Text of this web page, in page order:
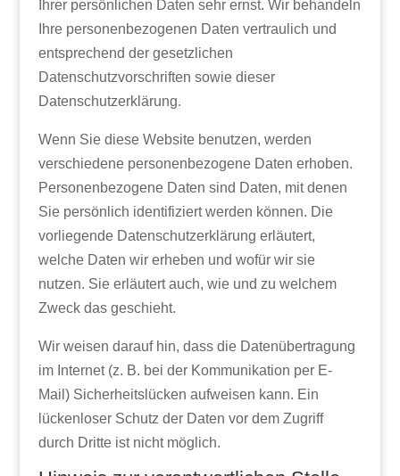
Ihrer persönlichen Daten sehr ernst. Wir behandeln
Ihre personenbezogenen Daten vertraulich und
entsprechend der gesetzlichen
Datenschutzvorschriften sowie dieser
Datenschutzerklärung.
Wenn Sie diese Website benutzen, werden
verschiedene personenbezogene Daten erhoben.
Personenbezogene Daten sind Daten, mit denen
Sie persönlich identifiziert werden können. Die
vorliegende Datenschutzerklärung erläutert,
welche Daten wir erheben und wofür wir sie
nutzen. Sie erläutert auch, wie und zu welchem
Zweck das geschieht.
Wir weisen darauf hin, dass die Datenübertragung
im Internet (z. B. bei der Kommunikation per E-
Mail) Sicherheitslücken aufweisen kann. Ein
lückenloser Schutz der Daten vor dem Zugriff
durch Dritte ist nicht möglich.